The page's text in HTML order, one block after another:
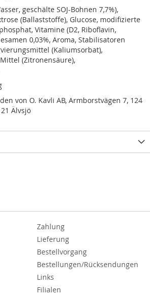
geschälte SOJ-Bohnen 7,7%),
(Ballaststoffe), Glucose, modifizierte
Vitamine (D2, Riboflavin,
0,03%, Aroma, Stabilisatoren
(Kaliumsorbat),
(Zitronensäure),
von O. Kavli AB, Armborstvägen 7, 124
Älvsjö
Zahlung
Lieferung
Bestellvorgang
Bestellungen/Rücksendungen
Links
Filialen